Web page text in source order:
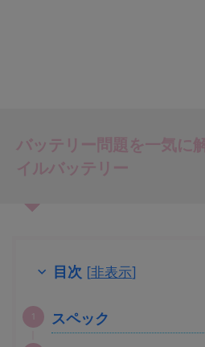
バッテリー問題を一気に
イルバッテリー
目次 [非表示]
スペック